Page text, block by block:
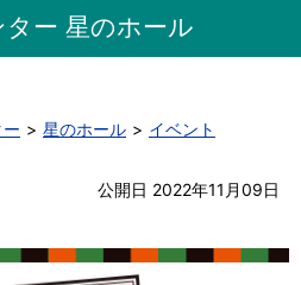
ー 星のホール
星のホール イベント
公開日 2022年11月09日